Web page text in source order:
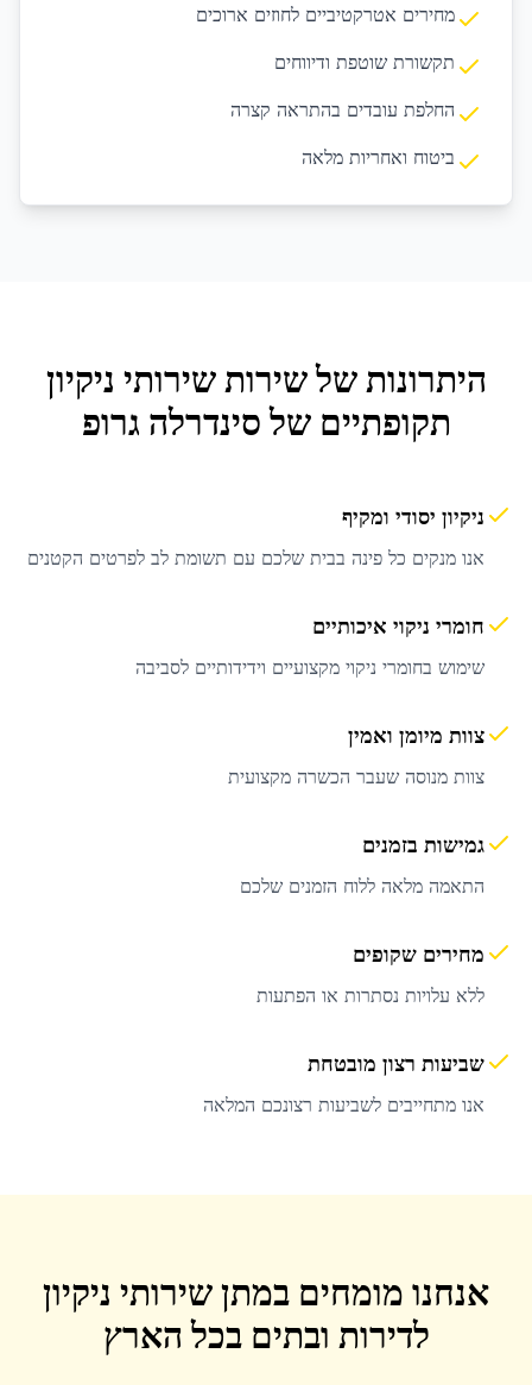
מחירים אטרקטיביים לחוזים ארוכים
תקשורת שוטפת ודיווחים
החלפת עובדים בהתראה קצרה
ביטוח ואחריות מלאה
היתרונות של שירותשירותי ניקיון
תקופתיים של סינדרלה גרופ
ניקיון יסודי ומקיף
אנו מנקים כל פינה בבית שלכם עם תשומת לב לפרטים הקטנים
חומרי ניקוי איכותיים
שימוש בחומרי ניקוי מקצועיים וידידותיים לסביבה
צוות מיומן ואמין
צוות מנוסה שעבר הכשרה מקצועית
גמישות בזמנים
התאמה מלאה ללוח הזמנים שלכם
מחירים שקופים
ללא עלויות נסתרות או הפתעות
שביעות רצון מובטחת
אנו מתחייבים לשביעות רצונכם המלאה
אנחנו מומחים במתן שירותי ניקיון
לדירות ובתים בכל הארץ